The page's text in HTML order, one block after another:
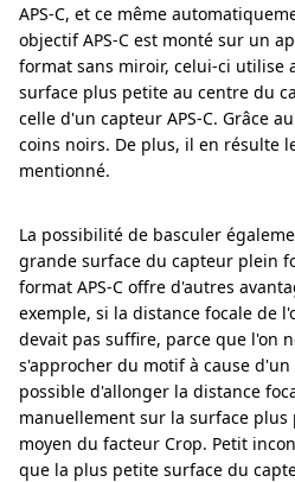
APS-C, et ce même
objectif APS-C est monté sur un
format sans miroir, celui-ci utilise
surface plus petite au centre du
celle d'un capteur APS-C. Grâce
coins noirs. De plus, il en résulte
mentionné.
La possibilité de basculer
grande surface du capteur plein
format APS-C offre d'autres
exemple, si la distance focale de
devait pas suffire, parce que l'on
s'approcher du motif à cause
possible d'allonger la distance
manuellement sur la surface plus
moyen du facteur Crop. Petit
que la plus petite surface du